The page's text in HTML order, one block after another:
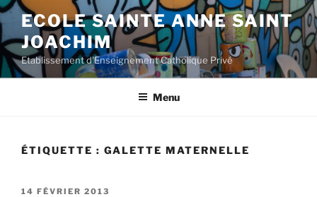
Aller
au
contenu
principal
ECOLE SAINTE ANNE SAINT
JOACHIM
Etablissement d'Enseignement Catholique Privé
Menu
ÉTIQUETTE : GALETTE MATERNELLE
PUBLIÉ
14 FÉVRIER 2013